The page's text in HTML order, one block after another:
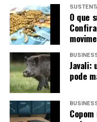
Foto: Pedro Silvestre/
Investimento
espaço
Na Fazenda Bueno,
O que
Javali:
pode